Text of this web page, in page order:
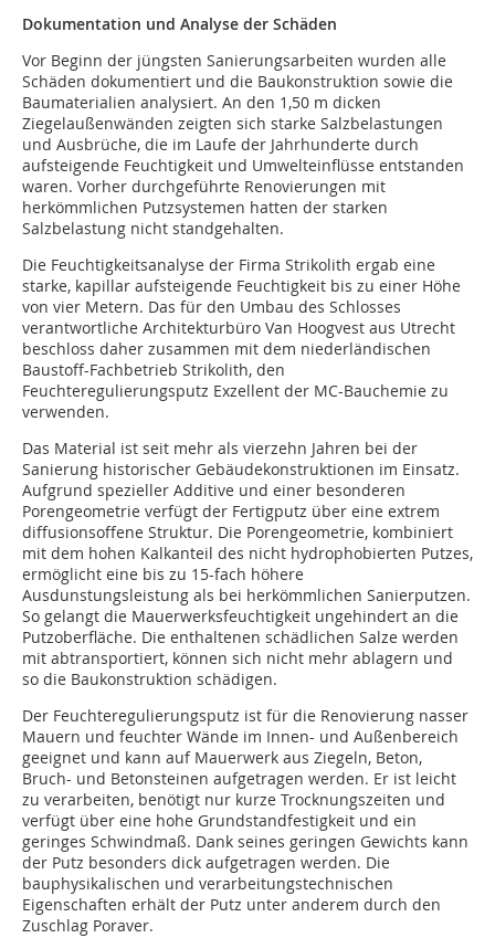
Dokumentation und Analyse der Schäden
Vor Beginn der jüngsten Sanierungsarbeiten wurden alle
Schäden dokumentiert und die Baukonstruktion sowie die
Baumaterialien analysiert. An den 1,50 m dicken
Ziegelaußenwänden zeigten sich starke Salzbelastungen
und Ausbrüche, die im Laufe der Jahrhunderte durch
aufsteigende Feuchtigkeit und Umwelteinflüsse entstanden
waren. Vorher durchgeführte Renovierungen mit
herkömmlichen Putzsystemen hatten der starken
Salzbelastung nicht standgehalten.
Die Feuchtigkeitsanalyse der Firma Strikolith ergab eine
starke, kapillar aufsteigende Feuchtigkeit bis zu einer Höhe
von vier Metern. Das für den Umbau des Schlosses
verantwortliche Architekturbüro Van Hoogvest aus Utrecht
beschloss daher zusammen mit dem niederländischen
Baustoff-Fachbetrieb Strikolith, den
Feuchteregulierungsputz Exzellent der MC-Bauchemie zu
verwenden.
Das Material ist seit mehr als vierzehn Jahren bei der
Sanierung historischer Gebäudekonstruktionen im Einsatz.
Aufgrund spezieller Additive und einer besonderen
Porengeometrie verfügt der Fertigputz über eine extrem
diffusionsoffene Struktur. Die Porengeometrie, kombiniert
mit dem hohen Kalkanteil des nicht hydrophobierten Putzes,
ermöglicht eine bis zu 15-fach höhere
Ausdunstungsleistung als bei herkömmlichen Sanierputzen.
So gelangt die Mauerwerksfeuchtigkeit ungehindert an die
Putzoberfläche. Die enthaltenen schädlichen Salze werden
mit abtransportiert, können sich nicht mehr ablagern und
so die Baukonstruktion schädigen.
Der Feuchteregulierungsputz ist für die Renovierung nasser
Mauern und feuchter Wände im Innen- und Außenbereich
geeignet und kann auf Mauerwerk aus Ziegeln, Beton,
Bruch- und Betonsteinen aufgetragen werden. Er ist leicht
zu verarbeiten, benötigt nur kurze Trocknungszeiten und
verfügt über eine hohe Grundstandfestigkeit und ein
geringes Schwindmaß. Dank seines geringen Gewichts kann
der Putz besonders dick aufgetragen werden. Die
bauphysikalischen und verarbeitungstechnischen
Eigenschaften erhält der Putz unter anderem durch den
Zuschlag Poraver.